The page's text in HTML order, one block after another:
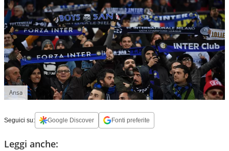
Ansa
Seguici su: Google Discover Fonti preferite
Leggi anche: